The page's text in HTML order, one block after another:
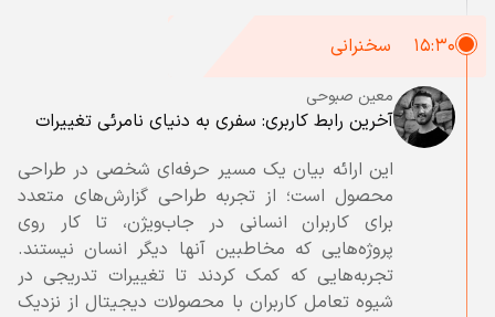
۱۵:۳۰ سخنرانی
معین صبوحی
آخرین رابط کاربری: سفری به دنیای نامرئی تغییرات
این ارائه بیان یک مسیر حرفه‌ای ‌شخصی‌‌ در طراحی
محصول است؛ از تجربه طراحی گزارش‌های متعدد
برای کاربران انسانی در جاب‌ویژن، تا کار روی
پروژه‌هایی که مخاطبین آنها دیگر انسان نیستند.
تجربه‌هایی که کمک کردند تا تغییرات تدریجی در
شیوه تعامل کاربران با محصولات دیجیتال از نزدیک